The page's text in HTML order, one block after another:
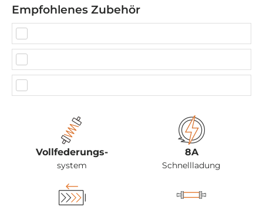
Empfohlenes Zubehör
Vollfederungs-
system
8A
Schnellladung